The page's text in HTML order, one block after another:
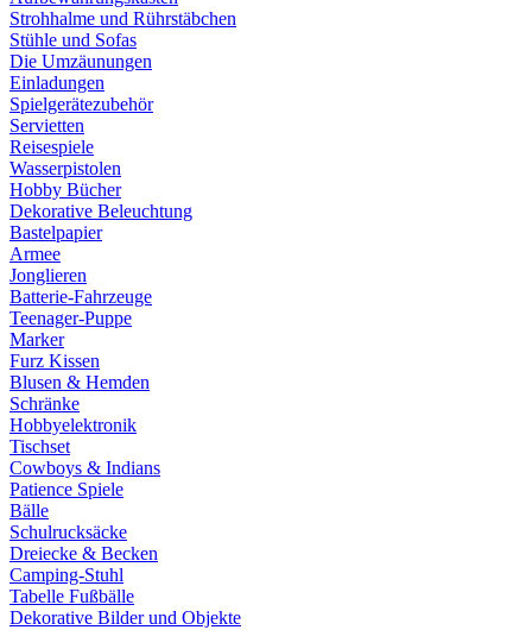
Strohhalme und Rührstäbchen
Stühle und Sofas
Die Umzäunungen
Einladungen
Spielgerätezubehör
Servietten
Reisespiele
Wasserpistolen
Hobby Bücher
Dekorative Beleuchtung
Bastelpapier
Armee
Jonglieren
Batterie-Fahrzeuge
Teenager-Puppe
Marker
Furz Kissen
Blusen & Hemden
Schränke
Hobbyelektronik
Tischset
Cowboys & Indians
Patience Spiele
Bälle
Schulrucksäcke
Dreiecke & Becken
Camping-Stuhl
Tabelle Fußbälle
Dekorative Bilder und Objekte